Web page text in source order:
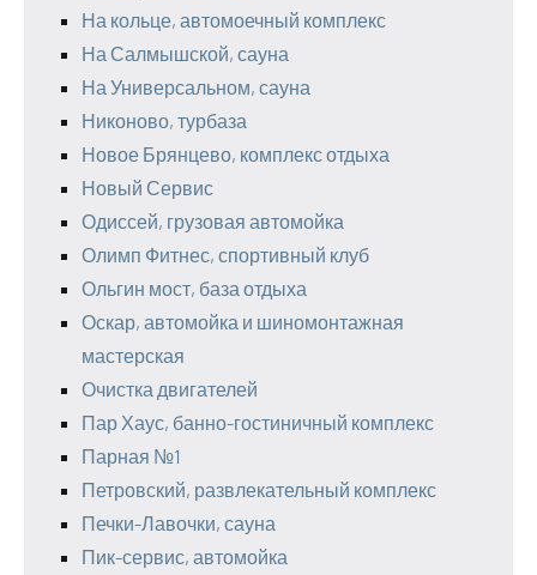
На кольце, автомоечный комплекс
На Салмышской, сауна
На Универсальном, сауна
Никоново, турбаза
Новое Брянцево, комплекс отдыха
Новый Сервис
Одиссей, грузовая автомойка
Олимп Фитнес, спортивный клуб
Ольгин мост, база отдыха
Оскар, автомойка и шиномонтажная
мастерская
Очистка двигателей
Пар Хаус, банно-гостиничный комплекс
Парная №1
Петровский, развлекательный комплекс
Печки-Лавочки, сауна
Пик-сервис, автомойка